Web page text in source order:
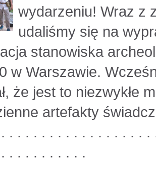
wydarzeniu! Wraz z
udaliśmy się na
stanowiska
w Warszawie.
że jest to niezwykłe
artefakty
. . . . . . . . . . . . . . . . .
. . . . . . . . . .